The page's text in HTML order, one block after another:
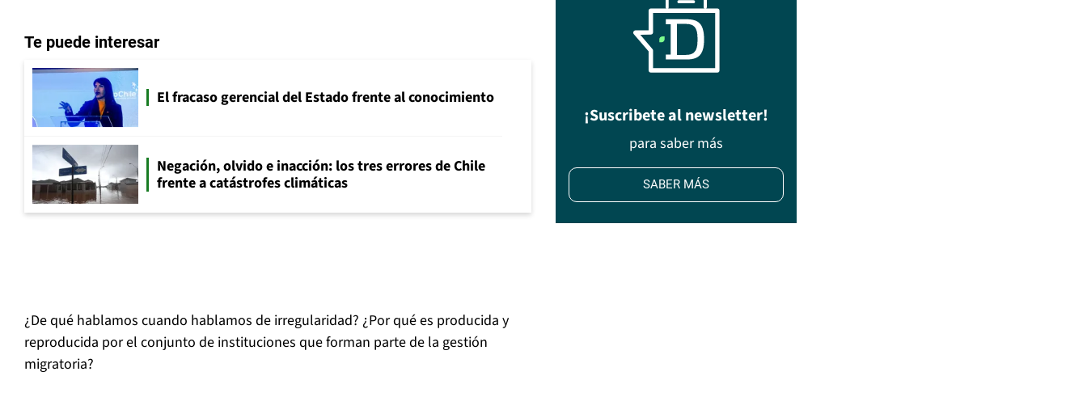
Te puede interesar
El fracaso gerencial del Estado frente al conocimiento
Negación, olvido e inacción: los tres errores de Chile
frente a catástrofes climáticas
¿De qué hablamos cuando hablamos de irregularidad? ¿Por qué es producida y
reproducida por el conjunto de instituciones que forman parte de la gestión
migratoria?
¡Suscribete al newsletter!
para saber más
SABER MÁS